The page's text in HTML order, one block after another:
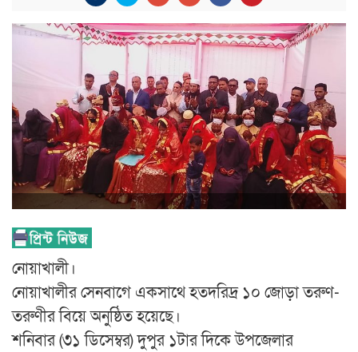
নোয়াখালী।
নোয়াখালীর সেনবাগে একসাথে হতদরিদ্র ১০ জোড়া তরুণ-
তরুণীর বিয়ে অনুষ্ঠিত হয়েছে।
শনিবার (৩১ ডিসেম্বর) দুপুর ১টার দিকে উপজেলার